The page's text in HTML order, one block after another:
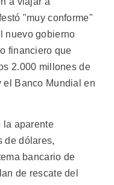
"muy conforme"
nuevo gobierno
financiero que
2.000 millones de
el Banco Mundial en
la aparente
de dólares,
bancario de
de rescate del